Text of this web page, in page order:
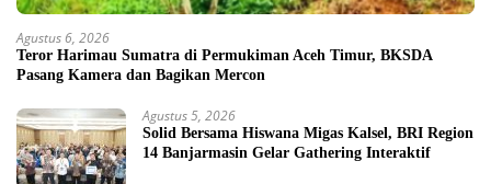
Agustus 6, 2026
Teror Harimau Sumatra di Permukiman Aceh Timur, BKSDA
Pasang Kamera dan Bagikan Mercon
Agustus 5, 2026
Solid Bersama Hiswana Migas Kalsel, BRI Region
14 Banjarmasin Gelar Gathering Interaktif